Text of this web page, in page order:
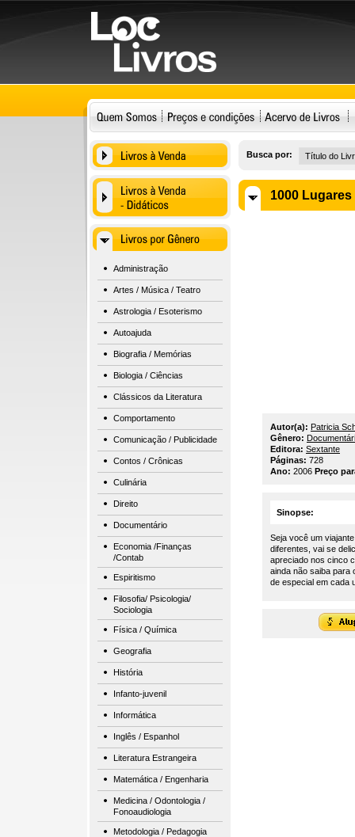
Administração
Artes / Música / Teatro
Astrologia / Esoterismo
Autoajuda
Biografia / Memórias
Biologia / Ciências
Clássicos da Literatura
Comportamento
Comunicação / Publicidade
Contos / Crônicas
Culinária
Direito
Documentário
Economia /Finanças
/Contab
Espiritismo
Filosofia/ Psicologia/
Sociologia
Física / Química
Geografia
História
Infanto-juvenil
Informática
Inglês / Espanhol
Literatura Estrangeira
Matemática / Engenharia
Medicina / Odontologia /
Fonoaudiologia
Metodologia / Pedagogia
Busca por:
1000
Autor(a): Patricia
Gênero:
Editora: Sextante
Páginas: 728
Ano: 2006 Preço
Sinopse:
Seja você um
diferentes, vai se
apreciado nos cinco
ainda não saiba para
de especial em cada